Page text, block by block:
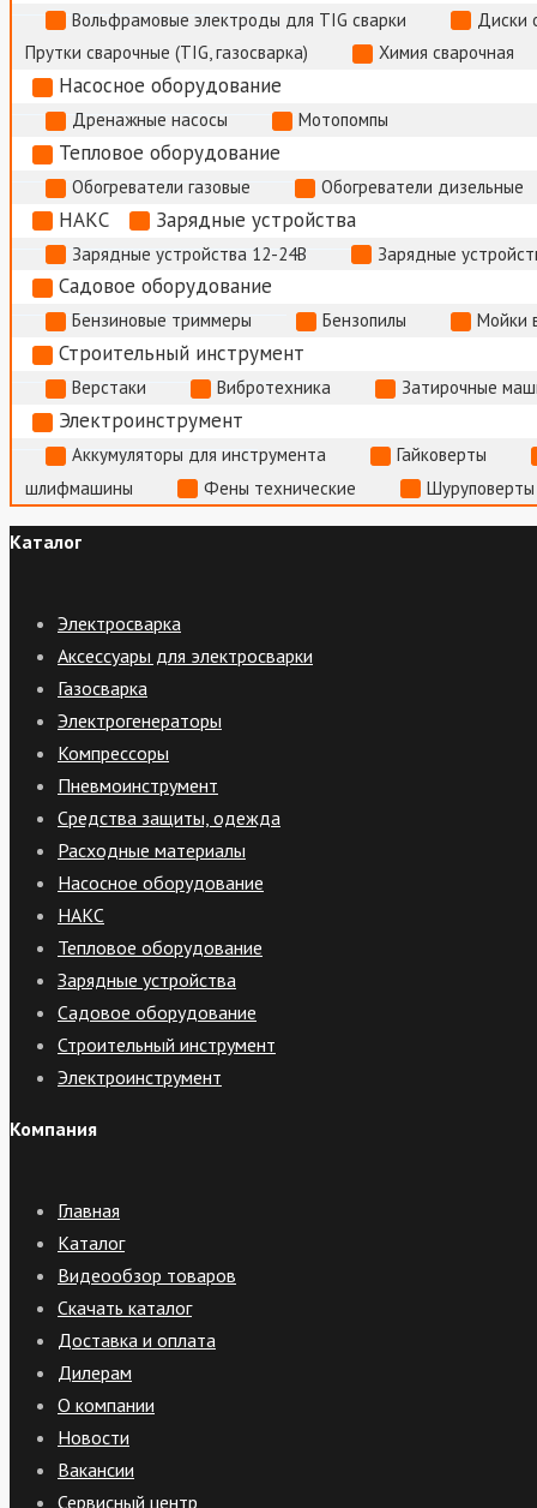
Вольфрамовые электроды для TIG сварки
Диски
Прутки сварочные (TIG, газосварка)
Химия сварочная
Насосное оборудование
Дренажные насосы Мотопомпы
Тепловое оборудование
Обогреватели газовые Обогреватели дизельные
НАКС Зарядные устройства
Зарядные устройства 12-24В Зарядные
Садовое оборудование
Бензиновые триммеры Бензопилы Мойки
Строительный инструмент
Верстаки Вибротехника Затирочные
Электроинструмент
Аккумуляторы для инструмента
Гайковерты
шлифмашины
Фены технические
Каталог
Электросварка
Аксессуары для электросварки
Газосварка
Электрогенераторы
Компрессоры
Пневмоинструмент
Средства защиты, одежда
Расходные материалы
Насосное оборудование
НАКС
Тепловое оборудование
Зарядные устройства
Садовое оборудование
Строительный инструмент
Электроинструмент
Компания
Главная
Каталог
Видеообзор товаров
Скачать каталог
Доставка и оплата
Дилерам
О компании
Новости
Вакансии
Сервисный центр